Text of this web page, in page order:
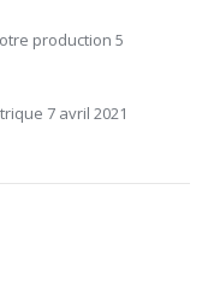
production 5
7 avril 2021